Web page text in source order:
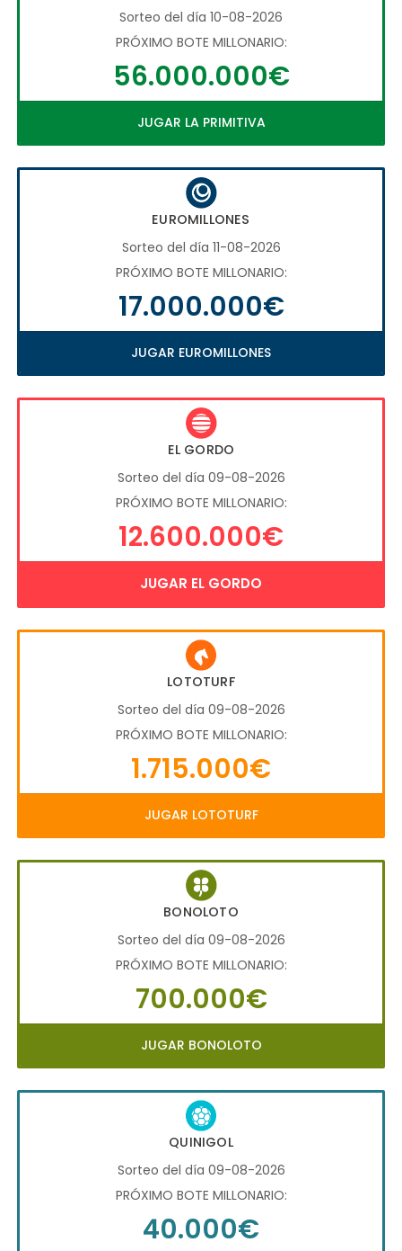
Sorteo del día 10-08-2026
PRÓXIMO BOTE MILLONARIO:
56.000.000€
JUGAR LA PRIMITIVA
EUROMILLONES
Sorteo del día 11-08-2026
PRÓXIMO BOTE MILLONARIO:
17.000.000€
JUGAR EUROMILLONES
EL GORDO
Sorteo del día 09-08-2026
PRÓXIMO BOTE MILLONARIO:
12.600.000€
JUGAR EL GORDO
LOTOTURF
Sorteo del día 09-08-2026
PRÓXIMO BOTE MILLONARIO:
1.715.000€
JUGAR LOTOTURF
BONOLOTO
Sorteo del día 09-08-2026
PRÓXIMO BOTE MILLONARIO:
700.000€
JUGAR BONOLOTO
QUINIGOL
Sorteo del día 09-08-2026
PRÓXIMO BOTE MILLONARIO:
40.000€